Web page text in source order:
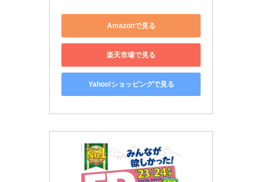
Amazonで見る
楽天市場で見る
Yahoo!ショッピングで見る